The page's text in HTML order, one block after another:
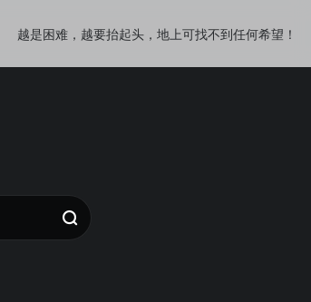
越是困难，越要抬起头，地上可找不到任何希望！